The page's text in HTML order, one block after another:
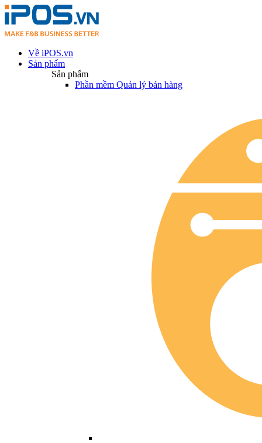
Về iPOS.vn
Sản phẩm
Sản phẩm
Phần mềm Quản lý bán hàng